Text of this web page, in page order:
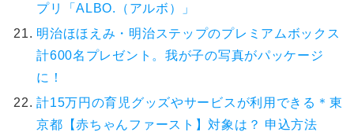
プリ「ALBO.（アルボ）」
明治ほほえみ・明治ステップのプレミアムボックス
計600名プレゼント。我が子の写真がパッケージ
に！
計15万円の育児グッズやサービスが利用できる＊東
京都【赤ちゃんファースト】対象は？ 申込方法